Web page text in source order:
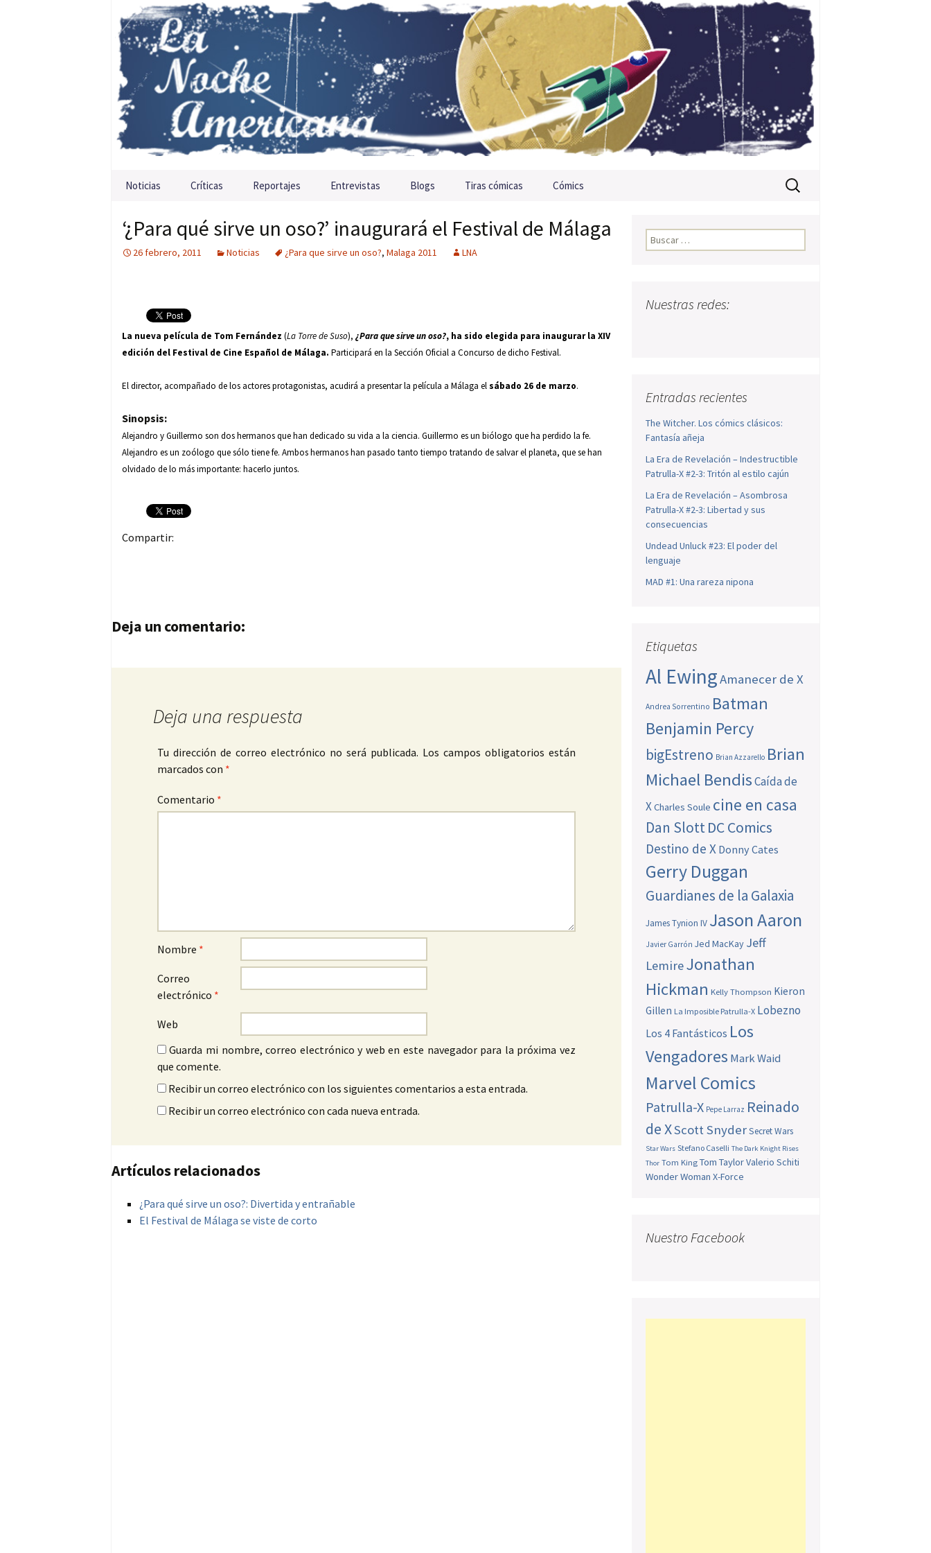
Saltar al contenido
Noticias Críticas Reportajes Entrevistas Blogs Tiras cómicas Cómics Buscar:
‘¿Para qué sirve un oso?’ inaugurará el Festival de Málaga
26 febrero, 2011 Noticias ¿Para que sirve un oso?, Malaga 2011 LNA
La nueva película de Tom Fernández (La Torre de Suso), ¿Para que sirve un oso?, ha sido elegida para inaugurar la XIV
edición del Festival de Cine Español de Málaga. Participará en la Sección Oficial a Concurso de dicho Festival.
El director, acompañado de los actores protagonistas, acudirá a presentar la película a Málaga elsábado 26 de marzo.
Sinopsis:
Alejandro y Guillermo son dos hermanos que han dedicado su vida a la ciencia. Guillermo es un biólogo que ha perdido la fe.
Alejandro es un zoólogo que sólo tiene fe. Ambos hermanos han pasado tanto tiempo tratando de salvar el planeta, que se han
olvidado de lo más importante: hacerlo juntos.
Compartir:
Navegación de entradas
Deja un comentario:
Deja una respuesta
Tu dirección de correo electrónico no será publicada. Los campos obligatorios están
marcados con *
Comentario *
Nombre *
Correo
electrónico *
Web
Guarda mi nombre, correo electrónico y web en este navegador para la próxima vez
que comente.
Recibir un correo electrónico con los siguientes comentarios a esta entrada.
Recibir un correo electrónico con cada nueva entrada.
Artículos relacionados
¿Para qué sirve un oso?: Divertida y entrañable
El Festival de Málaga se viste de corto
Buscar:
Nuestras redes:
Entradas recientes
The Witcher. Los cómics clásicos:
Fantasía añeja
La Era de Revelación – Indestructible
Patrulla-X #2-3: Tritón al estilo cajún
La Era de Revelación – Asombrosa
Patrulla-X #2-3: Libertad y sus
consecuencias
Undead Unluck #23: El poder del
lenguaje
MAD #1: Una rareza nipona
Etiquetas
Al EwingAmanecer de X
Andrea Sorrentino Batman
Benjamin Percy
bigEstreno Brian Azzarello Brian
Michael BendisCaída de
XCharles Soule cine en casa
Dan SlottDC Comics
Destino de X Donny Cates
Gerry Duggan
Guardianes de la Galaxia
James Tynion IV Jason Aaron
Javier Garrón Jed MacKay Jeff
LemireJonathan
Hickman Kelly Thompson Kieron
Gillen La Imposible Patrulla-X Lobezno
Los 4 Fantásticos Los
Vengadores Mark Waid
Marvel Comics
Patrulla-X Pepe Larraz Reinado
de XScott SnyderSecret Wars
Star Wars Stefano Caselli The Dark Knight Rises
Thor Tom King Tom TaylorValerio Schiti
Wonder Woman X-Force
Nuestro Facebook